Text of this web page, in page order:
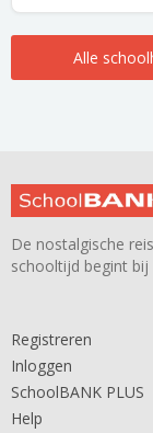
Alle
De nostalgische
schooltijd begint bij
Registreren
Inloggen
SchoolBANK PLUS
Help